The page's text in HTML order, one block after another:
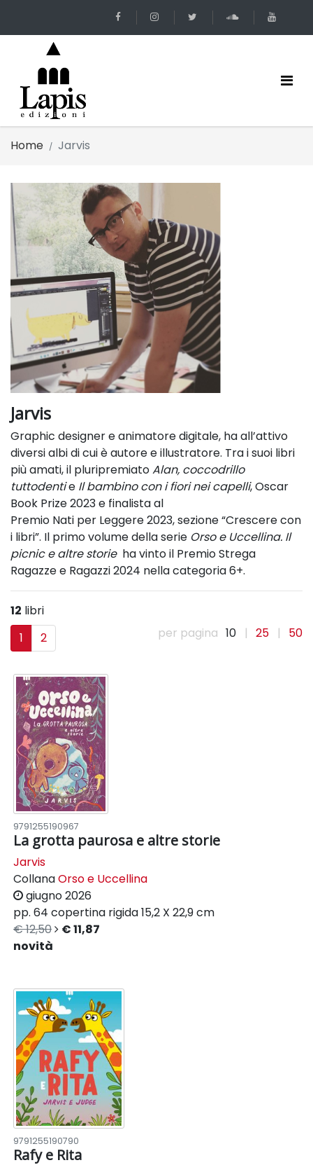
Home Jarvis
Jarvis
Graphic designer e animatore digitale, ha all’attivo
diversi albi di cui è autore e illustratore. Tra i suoi libri
più amati, il pluripremiatoAlan, coccodrillo
tuttodentie Il bambino con i fiori nei capelli, Oscar
Book Prize 2023 e finalista al
Premio Nati per Leggere 2023, sezione “Crescere con
i libri”. Il primo volume della serie Orso e Uccellina. Il
picnic e altre storieha vinto il Premio Strega
Ragazze e Ragazzi 2024 nella categoria 6+.
12 libri
1
2 per pagina 10 | 25 | 50
9791255190967
La grotta paurosa e altre storie
Jarvis
CollanaOrso e Uccellina
giugno 2026
pp. 64 copertina rigida15,2 X 22,9 cm
€ 12,50
€ 11,87
novità
9791255190790
Rafy e Rita